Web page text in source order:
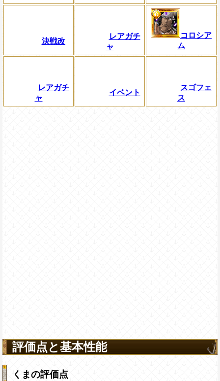
決戦改
レアガチ
ャ
コロシア
ム
レアガチ
ャ
イベント
スゴフェ
ス
評価点と基本性能
くまの評価点